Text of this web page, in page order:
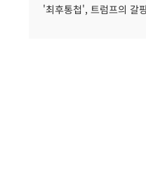
'최후통첩', 트럼프의 갈